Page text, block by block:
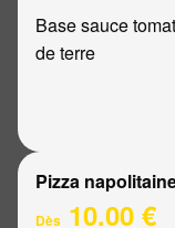
Base sauce
de terre
Pizza
Dès 10.00 €